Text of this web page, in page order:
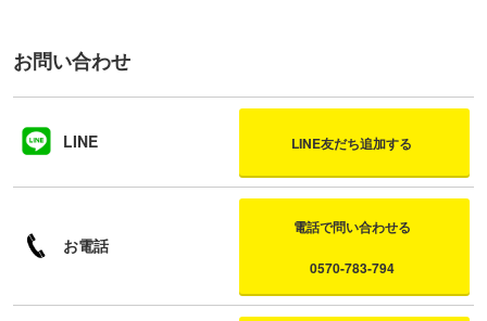
お問い合わせ
LINE LINE友だち追加する
お電話
電話で問い合わせる
0570-783-794